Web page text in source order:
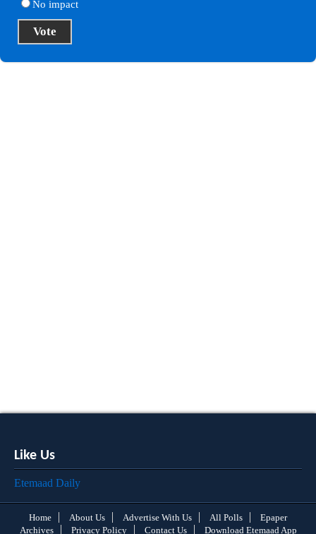
No impact
Like Us
Etemaad Daily
Home About Us Advertise With Us All Polls
Epaper
Archives
Privacy Policy Contact Us Download Etemaad App